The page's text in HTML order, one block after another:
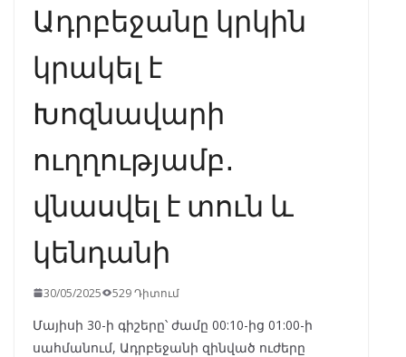
Ադրբեջանը կրկին
կրակել է
Խոզնավարի
ուղղությամբ․
վնասվել է տուն և
կենդանի
30/05/2025 529 Դիտում
Մայիսի 30-ի գիշերը՝ ժամը 00:10-ից 01:00-ի
սահմանում, Ադրբեջանի զինված ուժերը